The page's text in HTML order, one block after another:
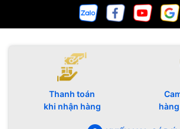
Thanh toán
khi nhận hàng